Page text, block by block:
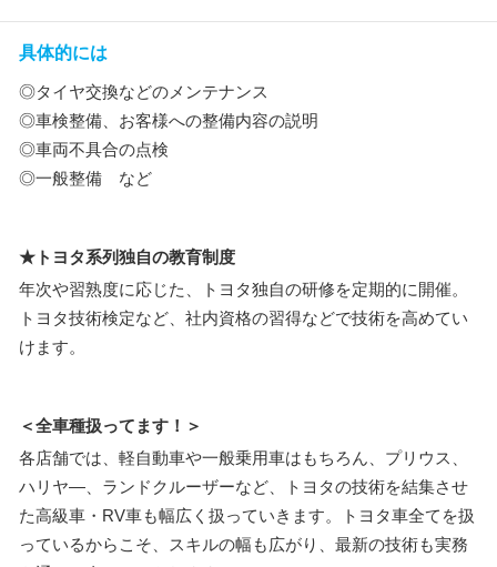
具体的には
◎タイヤ交換などのメンテナンス
◎車検整備、お客様への整備内容の説明
◎車両不具合の点検
◎一般整備 など
★トヨタ系列独自の教育制度
年次や習熟度に応じた、トヨタ独自の研修を定期的に開催。
トヨタ技術検定など、社内資格の習得などで技術を高めてい
けます。
＜全車種扱ってます！＞
各店舗では、軽自動車や一般乗用車はもちろん、プリウス、
ハリヤ―、ランドクルーザーなど、トヨタの技術を結集させ
た高級車・RV車も幅広く扱っていきます。トヨタ車全てを扱
っているからこそ、スキルの幅も広がり、最新の技術も実務